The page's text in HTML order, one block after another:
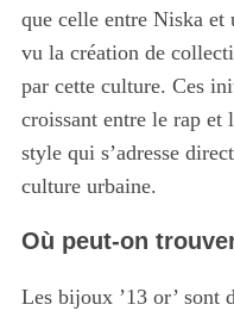
que celle entre Niska et
vu la création de
par cette culture. Ces
croissant entre le rap et
style qui s’adresse
culture urbaine.
Où peut-on
Les bijoux ’13 or’ sont